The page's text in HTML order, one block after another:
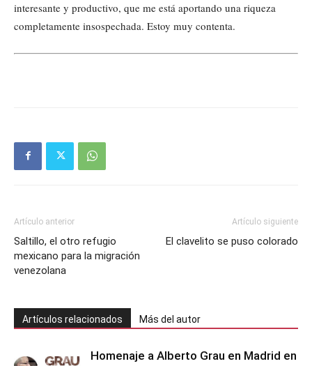
interesante y productivo, que me está aportando una riqueza
completamente insospechada. Estoy muy contenta.
Artículo anterior
Saltillo, el otro refugio
mexicano para la migración
venezolana
Artículo siguiente
El clavelito se puso colorado
Artículos relacionados Más del autor
Homenaje a Alberto Grau en Madrid en